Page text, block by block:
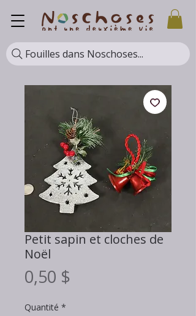
Fouilles dans Noschoses...
Petit sapin et cloches de
Noël
0,50 $
Quantité *